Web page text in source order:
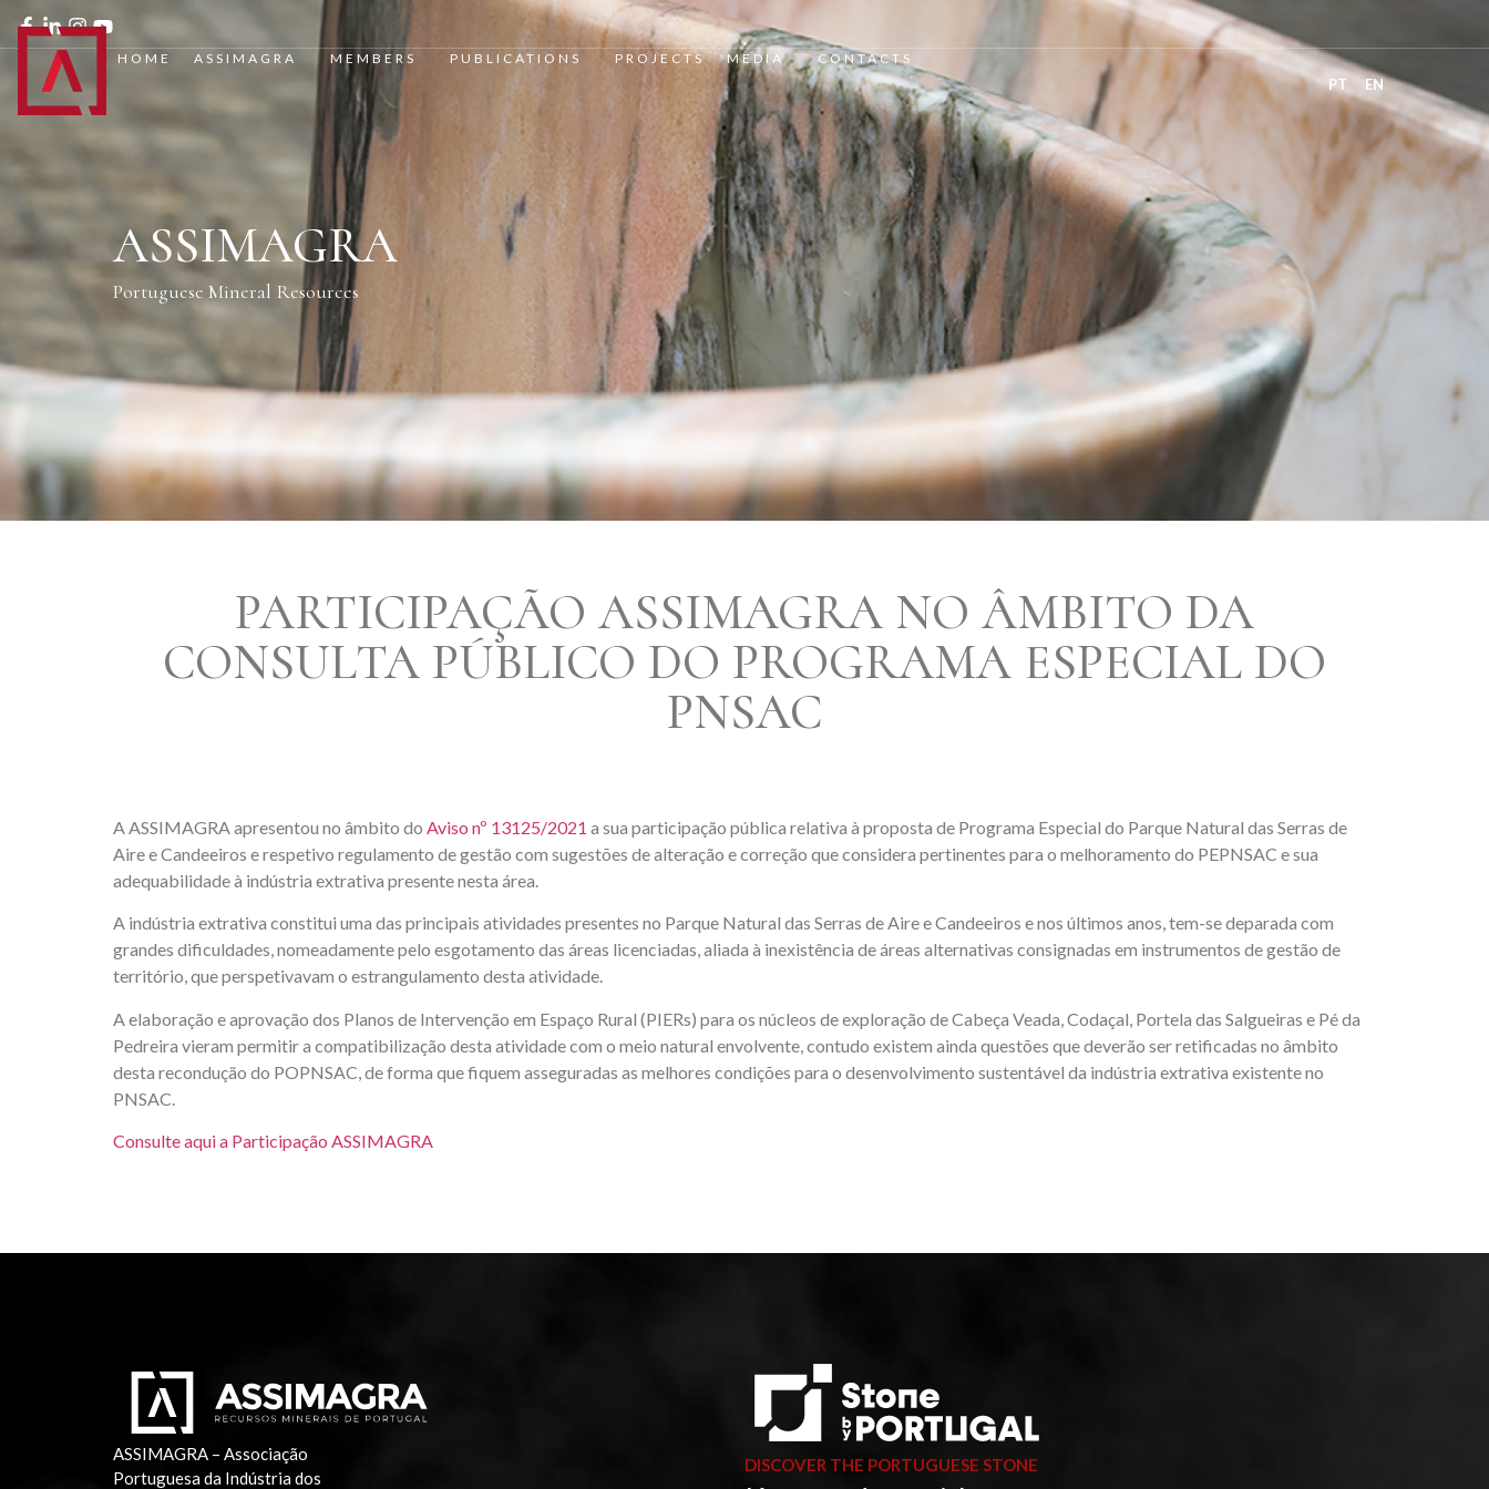
HOME ASSIMAGRA MEMBERS PUBLICATIONS PROJECTS MEDIA CONTACTS
PT EN
ASSIMAGRA
Portuguese Mineral Resources
PARTICIPAÇÃO ASSIMAGRA NO ÂMBITO DA
CONSULTA PÚBLICO DO PROGRAMA ESPECIAL DO
PNSAC
A ASSIMAGRA apresentou no âmbito do Aviso nº 13125/2021 a sua participação pública relativa à proposta de Programa Especial do Parque Natural das Serras de
Aire e Candeeiros e respetivo regulamento de gestão com sugestões de alteração e correção que considera pertinentes para o melhoramento do PEPNSAC e sua
adequabilidade à indústria extrativa presente nesta área.
A indústria extrativa constitui uma das principais atividades presentes no Parque Natural das Serras de Aire e Candeeiros e nos últimos anos, tem-se deparada com
grandes dificuldades, nomeadamente pelo esgotamento das áreas licenciadas, aliada à inexistência de áreas alternativas consignadas em instrumentos de gestão de
território, que perspetivavam o estrangulamento desta atividade.
A elaboração e aprovação dos Planos de Intervenção em Espaço Rural (PIERs) para os núcleos de exploração de Cabeça Veada, Codaçal, Portela das Salgueiras e Pé da
Pedreira vieram permitir a compatibilização desta atividade com o meio natural envolvente, contudo existem ainda questões que deverão ser retificadas no âmbito
desta recondução do POPNSAC, de forma que fiquem asseguradas as melhores condições para o desenvolvimento sustentável da indústria extrativa existente no
PNSAC.
Consulte aqui a Participação ASSIMAGRA
ASSIMAGRA – Associação
Portuguesa da Indústria dos
DISCOVER THE PORTUGUESE STONE